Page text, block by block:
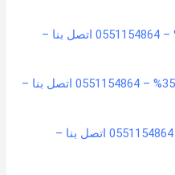
دينا نقل عفش بحائل – خصم 35 % – 0551154864 اتصل بنا –
شركة تنظيف خزانات بحائل خصم 35% – 0551154864 اتصل بنا –
شركة تنظيف كنب بحفر الباطن – 0551154864 اتصل بنا –